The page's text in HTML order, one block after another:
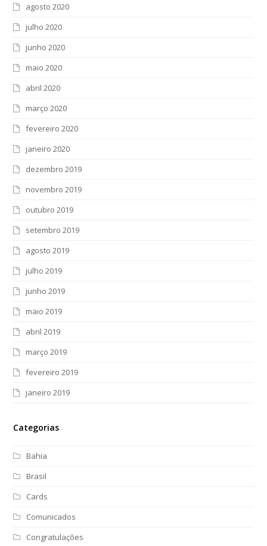
agosto 2020
julho 2020
junho 2020
maio 2020
abril 2020
março 2020
fevereiro 2020
janeiro 2020
dezembro 2019
novembro 2019
outubro 2019
setembro 2019
agosto 2019
julho 2019
junho 2019
maio 2019
abril 2019
março 2019
fevereiro 2019
janeiro 2019
Categorias
Bahia
Brasil
Cards
Comunicados
Congratulações